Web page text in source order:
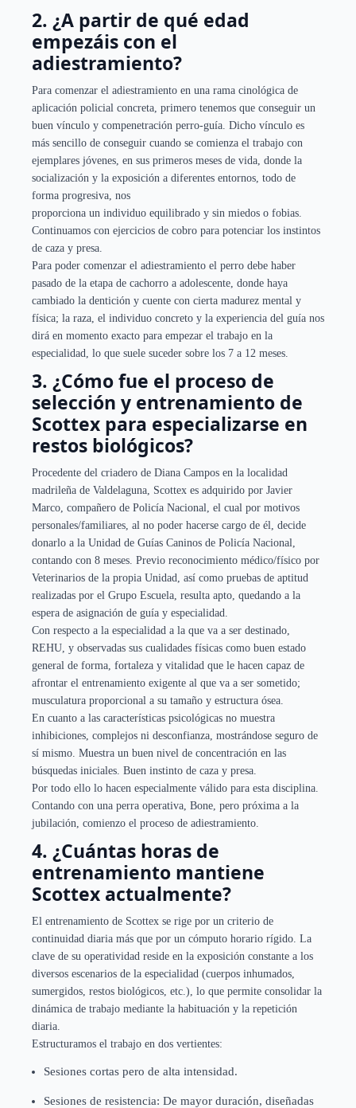
2. ¿A partir de qué edad
empezáis con el
adiestramiento?
Para comenzar el adiestramiento en una rama cinológica de
aplicación policial concreta, primero tenemos que conseguir un
buen vínculo y compenetración perro-guía. Dicho vínculo es
más sencillo de conseguir cuando se comienza el trabajo con
ejemplares jóvenes, en sus primeros meses de vida, donde la
socialización y la exposición a diferentes entornos, todo de
forma progresiva, nos
proporciona un individuo equilibrado y sin miedos o fobias.
Continuamos con ejercicios de cobro para potenciar los instintos
de caza y presa.
Para poder comenzar el adiestramiento el perro debe haber
pasado de la etapa de cachorro a adolescente, donde haya
cambiado la dentición y cuente con cierta madurez mental y
física; la raza, el individuo concreto y la experiencia del guía nos
dirá en momento exacto para empezar el trabajo en la
especialidad, lo que suele suceder sobre los 7 a 12 meses.
3. ¿Cómo fue el proceso de
selección y entrenamiento de
Scottex para especializarse en
restos biológicos?
Procedente del criadero de Diana Campos en la localidad
madrileña de Valdelaguna, Scottex es adquirido por Javier
Marco, compañero de Policía Nacional, el cual por motivos
personales/familiares, al no poder hacerse cargo de él, decide
donarlo a la Unidad de Guías Caninos de Policía Nacional,
contando con 8 meses. Previo reconocimiento médico/físico por
Veterinarios de la propia Unidad, así como pruebas de aptitud
realizadas por el Grupo Escuela, resulta apto, quedando a la
espera de asignación de guía y especialidad.
Con respecto a la especialidad a la que va a ser destinado,
REHU, y observadas sus cualidades físicas como buen estado
general de forma, fortaleza y vitalidad que le hacen capaz de
afrontar el entrenamiento exigente al que va a ser sometido;
musculatura proporcional a su tamaño y estructura ósea.
En cuanto a las características psicológicas no muestra
inhibiciones, complejos ni desconfianza, mostrándose seguro de
sí mismo. Muestra un buen nivel de concentración en las
búsquedas iniciales. Buen instinto de caza y presa.
Por todo ello lo hacen especialmente válido para esta disciplina.
Contando con una perra operativa, Bone, pero próxima a la
jubilación, comienzo el proceso de adiestramiento.
4. ¿Cuántas horas de
entrenamiento mantiene
Scottex actualmente?
El entrenamiento de Scottex se rige por un criterio de
continuidad diaria más que por un cómputo horario rígido. La
clave de su operatividad reside en la exposición constante a los
diversos escenarios de la especialidad (cuerpos inhumados,
sumergidos, restos biológicos, etc.), lo que permite consolidar la
dinámica de trabajo mediante la habituación y la repetición
diaria.
Estructuramos el trabajo en dos vertientes:
Sesiones cortas pero de alta intensidad.
Sesiones de resistencia: De mayor duración, diseñadas